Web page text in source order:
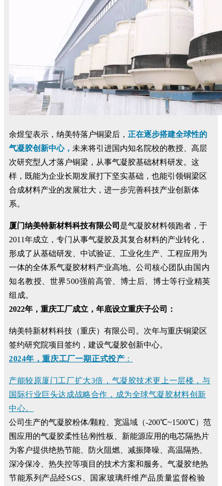
余煜玺表示，纳美特落户铜梁后， 正在逐步搭建全球性的
气凝胶创新中心， 未来将引进国内知名院校的教授、高层
次研究型人才落户铜梁，从事气凝胶基础材料研发。这
样，既能为企业长期发展打下坚实基础，也能引领铜梁区
合成材料产业的发展壮大，进一步完善科技产业创新体
系。
厦门纳美特新材料科技有限公司 是气凝胶材料领跑者，于
2011年成立，专门从事气凝胶及其复合材料的产业转化，
形成了从基础研发、中试验证、工业化生产、工程应用为
一体的全体系气凝胶材料产业高地。 公司核心团队由国内
知名教授、世界500强前高管、博士后、博士等行业精英
组成。
2022年，重庆工厂成立，年底设立重庆子公司：
纳美特新材料科技（重庆）有限公司。次年与重庆铜梁区
签约研究院项目签约，建设气凝胶创新中心。
2024年，重庆工厂一期正式投产 ：
产能较原厦门工厂扩大3倍，气凝胶技术更上一层楼，与
国际行业巨头达成战略合作，成为全球气凝胶材料创新
中心。
公司生产的气凝胶粉体/颗粒、宽温域（-200℃~1500℃）范
围应用的气凝胶柔性毡/刚性板、新能源应用的电芯隔热片
为客户提供绝热节能、防火阻燃、减振降噪、高温隔热、
深冷保冷、热失控等项目的技术方案和服务。 气凝胶绝热
节能系列产品经SGS、国家玻璃纤维产品质量监督检验